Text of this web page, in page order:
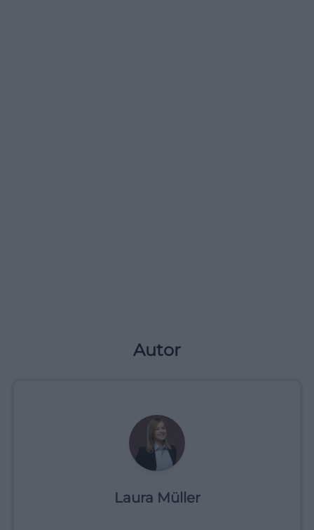
Autor
Laura Müller